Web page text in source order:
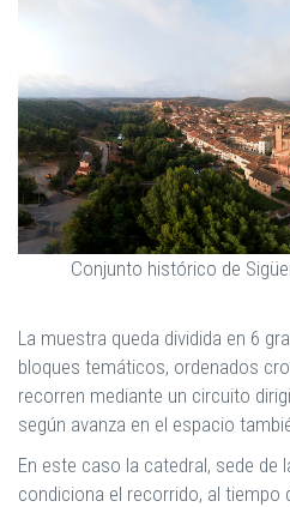
Conjunto histórico de
La muestra queda dividida en 6
bloques temáticos, ordenados
recorren mediante un circuito
según avanza en el espacio
En este caso la catedral, sede de
condiciona el recorrido, al tiempo